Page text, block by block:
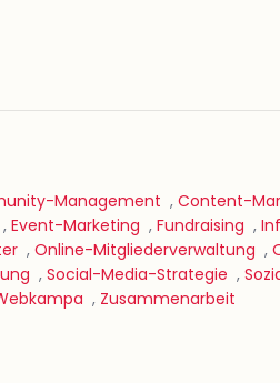
Management , Content-
, Event-Marketing , Fundraising ,
, Online-Mitgliederverwaltung ,
, Social-Media-Strategie ,
, Zusammenarbeit